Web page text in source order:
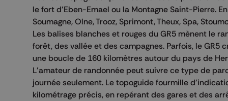
le fort d'Eben-Emael ou la Montagne Saint-Pierre.
Soumagne, Olne, Trooz, Sprimont, Theux, Spa,
Les balises blanches et rouges du GR5 mènent le
forêt, des vallée et des campagnes. Parfois, le
une boucle de 160 kilomètres autour du pays de
L'amateur de randonnée peut suivre ce type de
journée seulement. Le topoguide fourmille
kilométrage précis, en repérant des gares et des